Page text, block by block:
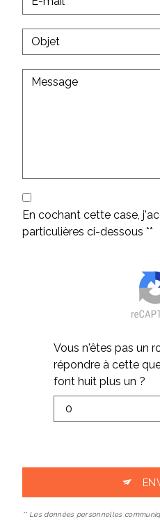
En cochant cette case,
particulières ci-dessous **
Vous n'êtes pas un
répondre à cette
font huit plus un ?
** Les données personnelles